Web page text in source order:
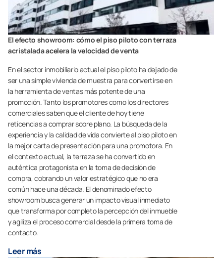
El efecto showroom: cómo el piso piloto con terraza
acristalada acelera la velocidad de venta
En el sector inmobiliario actual el piso piloto ha dejado de
ser una simple vivienda de muestra para convertirse en
la herramienta de ventas más potente de una
promoción. Tanto los promotores como los directores
comerciales saben que el cliente de hoy tiene
reticencias a comprar sobre plano. La búsqueda de la
experiencia y la calidad de vida convierte al piso piloto en
la mejor carta de presentación para una promotora. En
el contexto actual, la terraza se ha convertido en
auténtica protagonista en la toma de decisión de
compra, cobrando un valor estratégico que no era
común hace una década. El denominado efecto
showroom busca generar un impacto visual inmediato
que transforma por completo la percepción del inmueble
y agiliza el proceso comercial desde la primera toma de
contacto.
Leer más